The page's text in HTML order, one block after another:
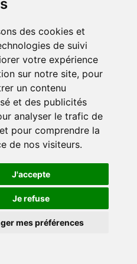
des cookies et
de suivi
votre expérience
sur notre site, pour
un contenu
et des publicités
analyser le trafic de
pour comprendre la
de nos visiteurs.
J'accepte
Je refuse
mes préférences
des cookies et
de suivi
votre expérience
sur notre site, pour
un contenu
et des publicités
analyser le trafic de
pour comprendre la
de nos visiteurs.
J'accepte
Je refuse
mes préférences